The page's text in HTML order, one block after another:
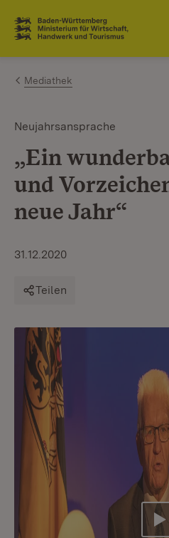
Zum Inhalt springen
Link zur Startseite
Mediathek
Neujahrsansprache
„Ein
und
neue Jahr“
31.12.2020
Teilen